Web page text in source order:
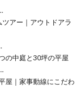
ツアー｜アウトドアラ
の中庭と30坪の平屋
屋｜家事動線にこだわ